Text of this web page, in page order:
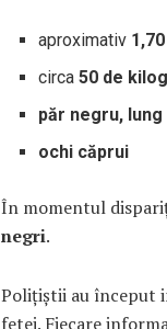
aproximativ
circa50 de
păr negru, lung
ochi căprui
În momentul
negri.
Polițiștii au început
fetei. Fiecare